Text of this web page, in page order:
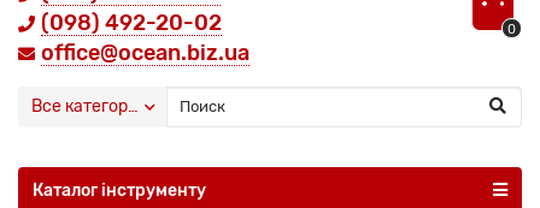
(098) 492-20-02
office@ocean.biz.ua
0
Все категории
Каталог інструменту